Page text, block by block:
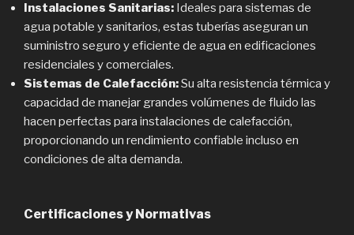
Instalaciones Sanitarias: Ideales para sistemas de
agua potable y sanitarios, estas tuberías aseguran un
suministro seguro y eficiente de agua en edificaciones
residenciales y comerciales.
Sistemas de Calefacción:Su alta resistencia térmica y
capacidad de manejar grandes volúmenes de fluido las
hacen perfectas para instalaciones de calefacción,
proporcionando un rendimiento confiable incluso en
condiciones de alta demanda.
Certificaciones y Normativas